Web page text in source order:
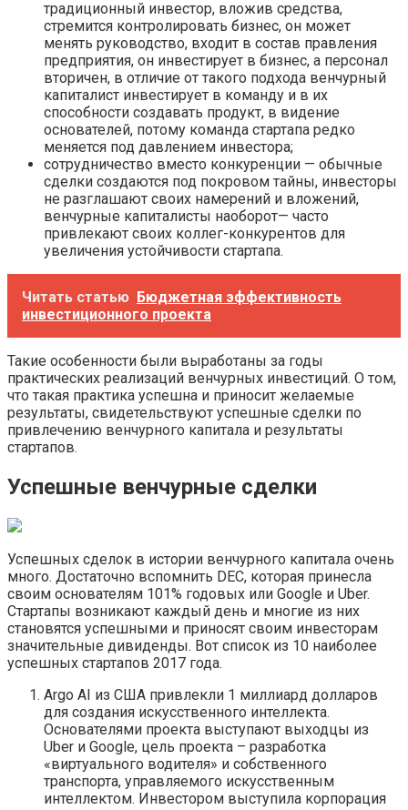
традиционный инвестор, вложив средства,
стремится контролировать бизнес, он может
менять руководство, входит в состав правления
предприятия, он инвестирует в бизнес, а персонал
вторичен, в отличие от такого подхода венчурный
капиталист инвестирует в команду и в их
способности создавать продукт, в видение
основателей, потому команда стартапа редко
меняется под давлением инвестора;
сотрудничество вместо конкуренции — обычные
сделки создаются под покровом тайны, инвесторы
не разглашают своих намерений и вложений,
венчурные капиталисты наоборот— часто
привлекают своих коллег-конкурентов для
увеличения устойчивости стартапа.
Читать статью Бюджетная эффективность
инвестиционного проекта
Такие особенности были выработаны за годы
практических реализаций венчурных инвестиций. О том,
что такая практика успешна и приносит желаемые
результаты, свидетельствуют успешные сделки по
привлечению венчурного капитала и результаты
стартапов.
Успешные венчурные сделки
Успешных сделок в истории венчурного капитала очень
много. Достаточно вспомнить DEC, которая принесла
своим основателям 101% годовых или Google и Uber.
Стартапы возникают каждый день и многие из них
становятся успешными и приносят своим инвесторам
значительные дивиденды. Вот список из 10 наиболее
успешных стартапов 2017 года.
Argo AI из США привлекли 1 миллиард долларов
для создания искусственного интеллекта.
Основателями проекта выступают выходцы из
Uber и Google, цель проекта – разработка
«виртуального водителя» и собственного
транспорта, управляемого искусственным
интеллектом. Инвестором выступила корпорация